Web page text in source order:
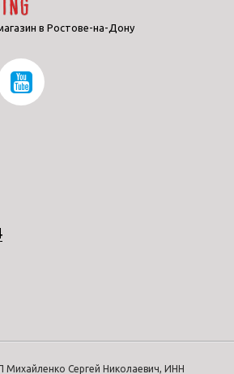
в Ростове-на-Дону
Сергей Николаевич, ИНН